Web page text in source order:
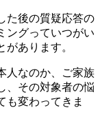
た後の質疑応答の
ングっていつがい
あります。
人なのか、ご家族
、その対象者の悩
も変わってきま